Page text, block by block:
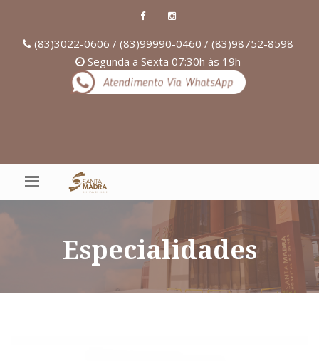
(83)3022-0606 / (83)99990-0460 / (83)98752-8598
Segunda a Sexta 07:30h às 19h
Especialidades